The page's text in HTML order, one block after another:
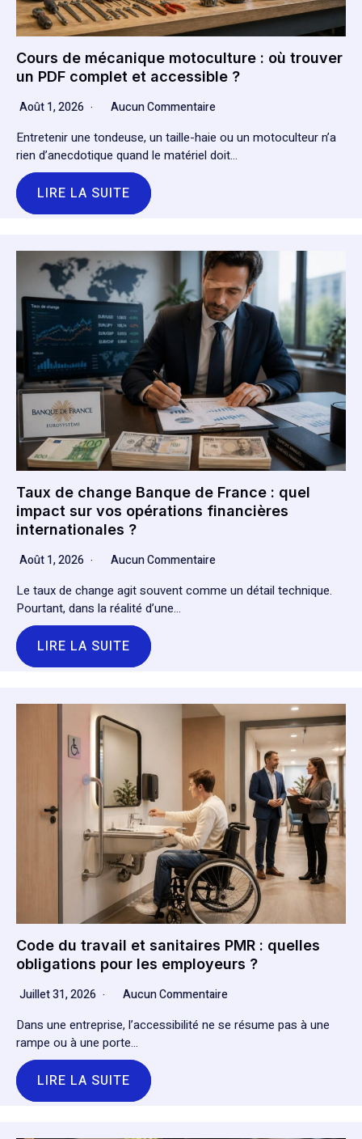
Cours de mécanique motoculture : où trouver
un PDF complet et accessible ?
Août 1, 2026
Aucun Commentaire
Entretenir une tondeuse, un taille-haie ou un motoculteur n’a
rien d’anecdotique quand le matériel doit…
LIRE LA SUITE
Taux de change Banque de France : quel
impact sur vos opérations financières
internationales ?
Août 1, 2026
Aucun Commentaire
Le taux de change agit souvent comme un détail technique.
Pourtant, dans la réalité d’une…
LIRE LA SUITE
Code du travail et sanitaires PMR : quelles
obligations pour les employeurs ?
Juillet 31, 2026
Aucun Commentaire
Dans une entreprise, l’accessibilité ne se résume pas à une
rampe ou à une porte…
LIRE LA SUITE